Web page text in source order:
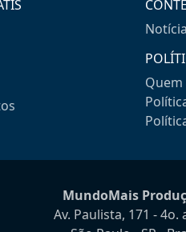
MundoMais
Av. Paulista, 171 - 4o.